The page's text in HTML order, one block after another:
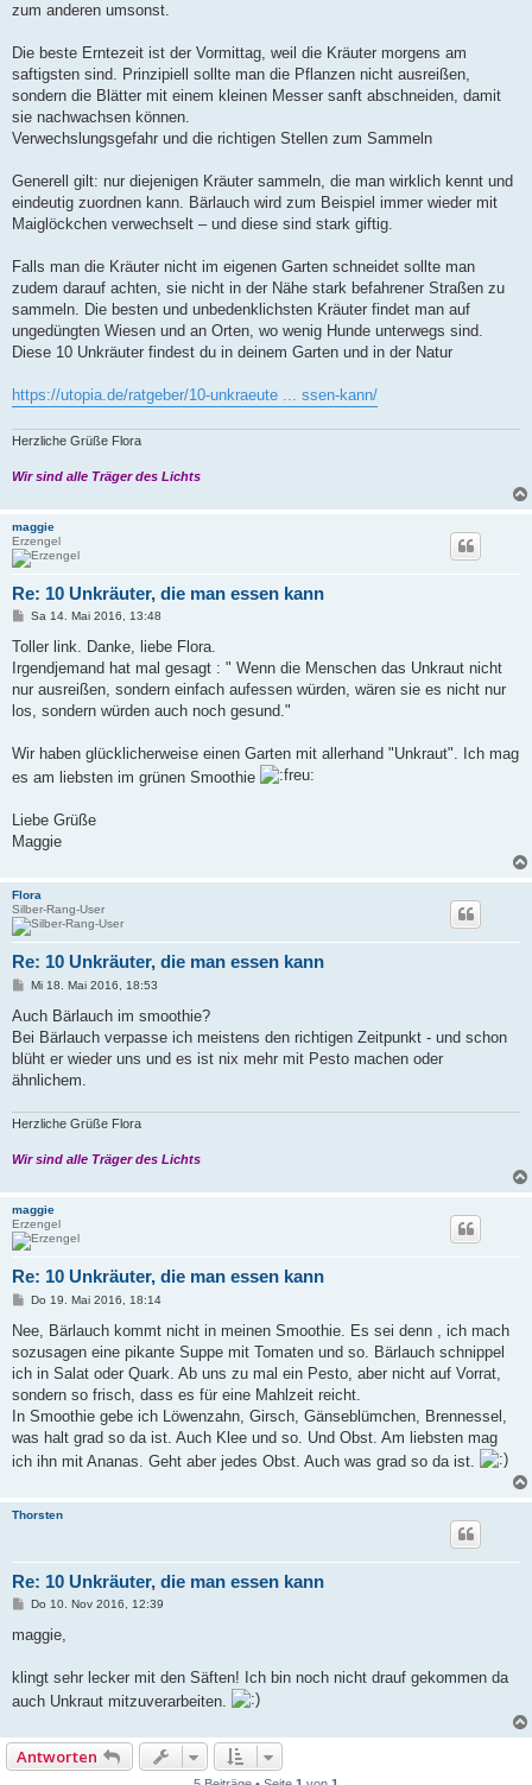
zum anderen umsonst.
Die beste Erntezeit ist der Vormittag, weil die Kräuter morgens am
saftigsten sind. Prinzipiell sollte man die Pflanzen nicht ausreißen,
sondern die Blätter mit einem kleinen Messer sanft abschneiden, damit
sie nachwachsen können.
Verwechslungsgefahr und die richtigen Stellen zum Sammeln
Generell gilt: nur diejenigen Kräuter sammeln, die man wirklich kennt und
eindeutig zuordnen kann. Bärlauch wird zum Beispiel immer wieder mit
Maiglöckchen verwechselt – und diese sind stark giftig.
Falls man die Kräuter nicht im eigenen Garten schneidet sollte man
zudem darauf achten, sie nicht in der Nähe stark befahrener Straßen zu
sammeln. Die besten und unbedenklichsten Kräuter findet man auf
ungedüngten Wiesen und an Orten, wo wenig Hunde unterwegs sind.
Diese 10 Unkräuter findest du in deinem Garten und in der Natur
https://utopia.de/ratgeber/10-unkraeute ... ssen-kann/
Herzliche Grüße Flora
Wir sind alle Träger des Lichts
maggie
Erzengel
Re: 10 Unkräuter, die man essen kann
B
i
r
a
Sa 14. Mai 2016, 13:48
Toller link. Danke, liebe Flora.
Irgendjemand hat mal gesagt : " Wenn die Menschen das Unkraut nicht
nur ausreißen, sondern einfach aufessen würden, wären sie es nicht nur
los, sondern würden auch noch gesund."
Wir haben glücklicherweise einen Garten mit allerhand "Unkraut". Ich mag
es am liebsten im grünen Smoothie
Liebe Grüße
Maggie
Flora
Silber-Rang-User
Re: 10 Unkräuter, die man essen kann
B
r
a
Mi 18. Mai 2016, 18:53
Auch Bärlauch im smoothie?
Bei Bärlauch verpasse ich meistens den richtigen Zeitpunkt - und schon
blüht er wieder uns und es ist nix mehr mit Pesto machen oder
ähnlichem.
Herzliche Grüße Flora
Wir sind alle Träger des Lichts
maggie
Erzengel
Re: 10 Unkräuter, die man essen kann
B
i
r
a
Do 19. Mai 2016, 18:14
Nee, Bärlauch kommt nicht in meinen Smoothie. Es sei denn , ich mach
sozusagen eine pikante Suppe mit Tomaten und so. Bärlauch schnippel
ich in Salat oder Quark. Ab uns zu mal ein Pesto, aber nicht auf Vorrat,
sondern so frisch, dass es für eine Mahlzeit reicht.
In Smoothie gebe ich Löwenzahn, Girsch, Gänseblümchen, Brennessel,
was halt grad so da ist. Auch Klee und so. Und Obst. Am liebsten mag
ich ihn mit Ananas. Geht aber jedes Obst. Auch was grad so da ist.
Thorsten
Re: 10 Unkräuter, die man essen kann
B
i
a
Do 10. Nov 2016, 12:39
maggie,
klingt sehr lecker mit den Säften! Ich bin noch nicht drauf gekommen da
auch Unkraut mitzuverarbeiten.
Antworten